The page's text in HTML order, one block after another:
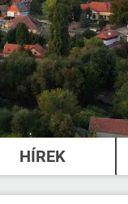
HÍREK